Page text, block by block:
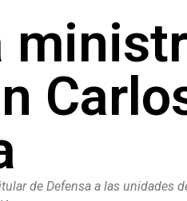
de Defensa a las